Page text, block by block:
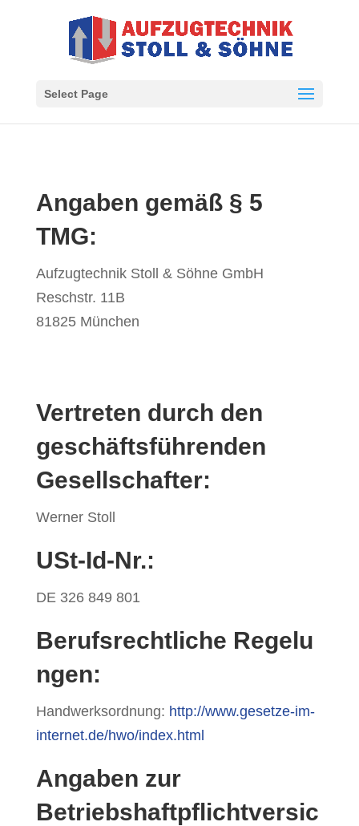
Select Page
Angaben gemäß § 5
TMG:
Aufzugtechnik Stoll & Söhne GmbH
Reschstr. 11B
81825 München
Vertreten durch den
geschäftsführenden
Gesellschafter:
Werner Stoll
USt-Id-Nr.:
DE 326 849 801
Berufsrechtliche Regelu
ngen:
Handwerksordnung: http://www.gesetze-im-
internet.de/hwo/index.html
Angaben zur
Betriebshaftpflichtversic